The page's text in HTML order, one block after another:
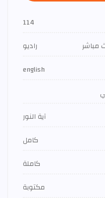
114
مباشر
راديو
english
آية النور
كامل
كاملة
مكتوبة